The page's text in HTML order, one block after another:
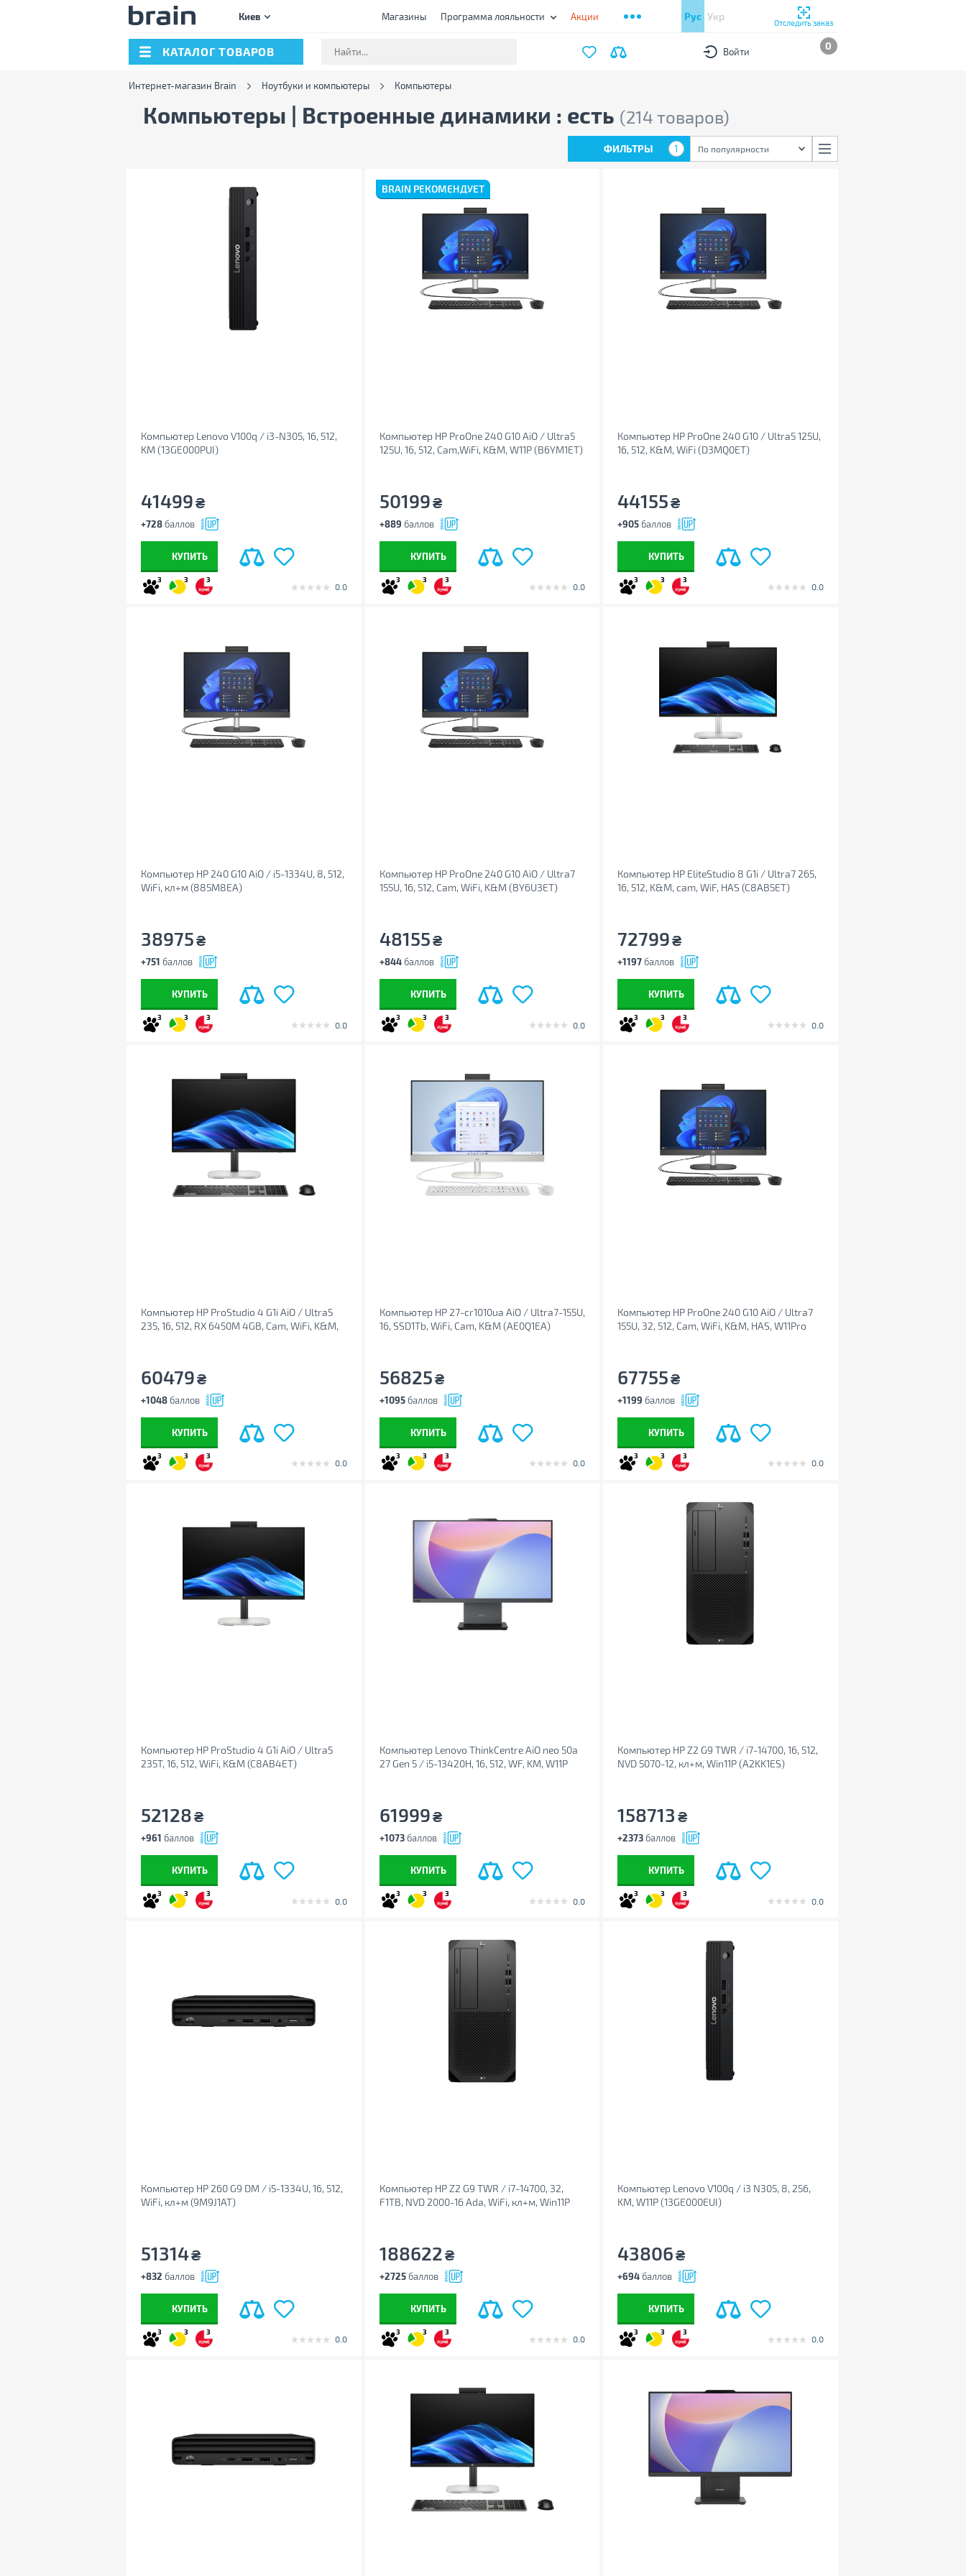
Киев Магазины Программа лояльности Акции Рус Укр
Отследить заказ
КАТАЛОГ ТОВАРОВ Войти 0
Интернет-магазин Brain Ноутбуки и компьютеры Компьютеры
Компьютеры | Встроенные динамики : есть (214 товаров)
ФИЛЬТРЫ 1 По популярности
Компьютер Lenovo V100q / i3-N305, 16, 512,
KM (13GE000PUI)
41499₴
+728 баллов
КУПИТЬ
3 3 3
0.0
BRAIN РЕКОМЕНДУЕТ
Компьютер HP ProOne 240 G10 AiO / Ultra5
125U, 16, 512, Cam,WiFi, K&M, W11P (B6YM1ET)
50199₴
+889 баллов
КУПИТЬ
3 3 3
0.0
Компьютер HP ProOne 240 G10 / Ultra5 125U,
16, 512, K&M, WiFi (D3MQ0ET)
44155₴
+905 баллов
КУПИТЬ
3 3 3
0.0
Компьютер HP 240 G10 AiO / i5-1334U, 8, 512,
WiFi, кл+м (885M8EA)
38975₴
+751 баллов
КУПИТЬ
3 3 3
0.0
Компьютер HP ProOne 240 G10 AiO / Ultra7
155U, 16, 512, Cam, WiFi, K&M (BY6U3ET)
48155₴
+844баллов
КУПИТЬ
3 3 3
0.0
Компьютер HP EliteStudio 8 G1i / Ultra7 265,
16, 512, K&M, cam, WiF, HAS (C8AB5ET)
72799₴
+1197 баллов
КУПИТЬ
3 3 3
0.0
Компьютер HP ProStudio 4 G1i AiO / Ultra5
235, 16, 512, RX 6450M 4GB, Cam, WiFi, K&M,
60479₴
+1048 баллов
КУПИТЬ
3 3 3
0.0
Компьютер HP 27-cr1010ua AiO / Ultra7-155U,
16, SSD1Tb, WiFi, Cam, K&M (AE0Q1EA)
56825₴
+1095баллов
КУПИТЬ
3 3 3
0.0
Компьютер HP ProOne 240 G10 AiO / Ultra7
155U, 32, 512, Cam, WiFi, K&M, HAS, W11Pro
67755₴
+1199 баллов
КУПИТЬ
3 3 3
0.0
Компьютер HP ProStudio 4 G1i AiO / Ultra5
235T, 16, 512, WiFi, K&M (C8AB4ET)
52128₴
+961 баллов
КУПИТЬ
3 3 3
0.0
Компьютер Lenovo ThinkCentre AiO neo 50a
27 Gen 5 / i5-13420H, 16, 512, WF, KM, W11P
61999₴
+1073баллов
КУПИТЬ
3 3 3
0.0
Компьютер HP Z2 G9 TWR / i7-14700, 16, 512,
NVD 5070-12, кл+м, Win11P (A2KK1ES)
158713 ₴
+2373 баллов
КУПИТЬ
3 3 3
0.0
Компьютер HP 260 G9 DM / i5-1334U, 16, 512,
WiFi, кл+м (9M9J1AT)
51314₴
+832 баллов
КУПИТЬ
3 3 3
0.0
Компьютер HP Z2 G9 TWR / i7-14700, 32,
F1TB, NVD 2000-16 Ada, WiFi, кл+м, Win11P
188622₴
+2725баллов
КУПИТЬ
3 3 3
0.0
Компьютер Lenovo V100q / i3 N305, 8, 256,
KM, W11P (13GE000EUI)
43806₴
+694 баллов
КУПИТЬ
3 3 3
0.0